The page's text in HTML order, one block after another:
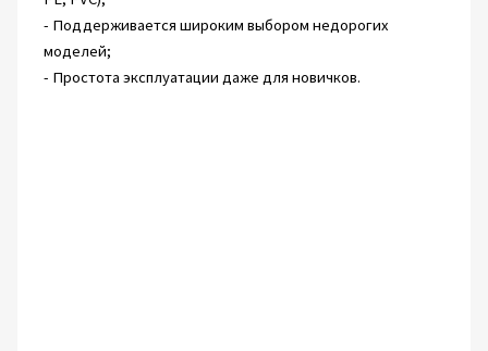
- Поддерживается широким выбором недорогих
моделей;
- Простота эксплуатации даже для новичков.